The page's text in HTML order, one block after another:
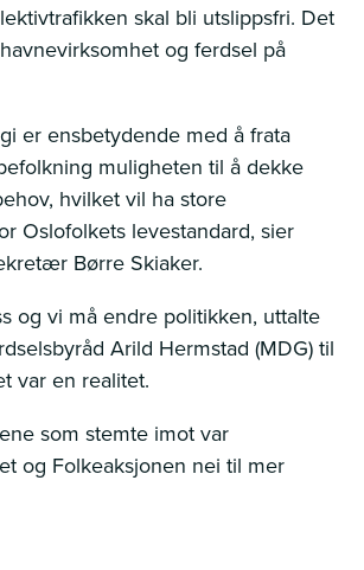
skal bli utslippsfri. Det
og ferdsel på
er ensbetydende med å frata
muligheten til å dekke
hvilket vil ha store
Oslofolkets levestandard, sier
Børre Skiaker.
og vi må endre politikken, uttalte
Arild Hermstad (MDG) til
var en realitet.
som stemte imot var
og Folkeaksjonen nei til mer